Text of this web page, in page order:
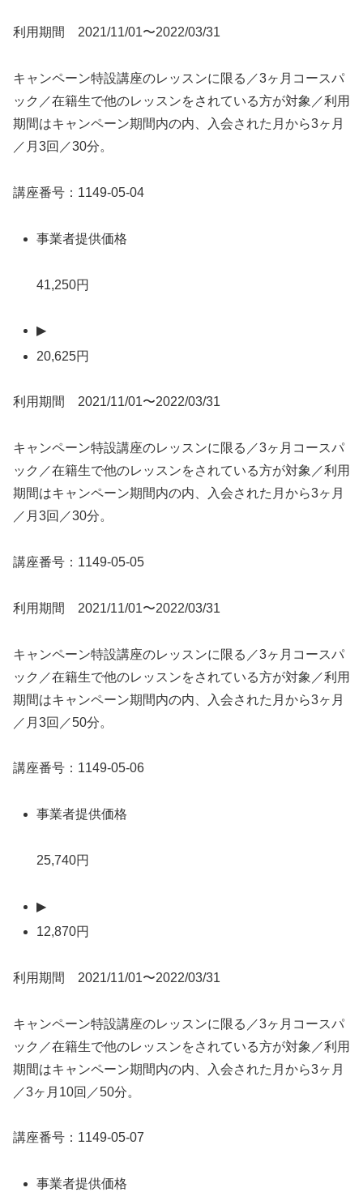
利用期間 2021/11/01〜2022/03/31
キャンペーン特設講座のレッスンに限る／3ヶ月コースパ
ック／在籍生で他のレッスンをされている方が対象／利用
期間はキャンペーン期間内の内、入会された月から3ヶ月
／月3回／30分。
講座番号：1149-05-04
事業者提供価格
41,250円
▶
20,625円
利用期間 2021/11/01〜2022/03/31
キャンペーン特設講座のレッスンに限る／3ヶ月コースパ
ック／在籍生で他のレッスンをされている方が対象／利用
期間はキャンペーン期間内の内、入会された月から3ヶ月
／月3回／30分。
講座番号：1149-05-05
利用期間 2021/11/01〜2022/03/31
キャンペーン特設講座のレッスンに限る／3ヶ月コースパ
ック／在籍生で他のレッスンをされている方が対象／利用
期間はキャンペーン期間内の内、入会された月から3ヶ月
／月3回／50分。
講座番号：1149-05-06
事業者提供価格
25,740円
▶
12,870円
利用期間 2021/11/01〜2022/03/31
キャンペーン特設講座のレッスンに限る／3ヶ月コースパ
ック／在籍生で他のレッスンをされている方が対象／利用
期間はキャンペーン期間内の内、入会された月から3ヶ月
／3ヶ月10回／50分。
講座番号：1149-05-07
事業者提供価格